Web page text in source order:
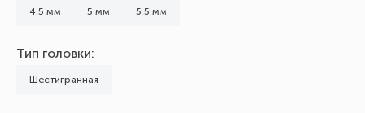
4,5 мм 5 мм 5,5 мм
Тип головки:
Шестигранная